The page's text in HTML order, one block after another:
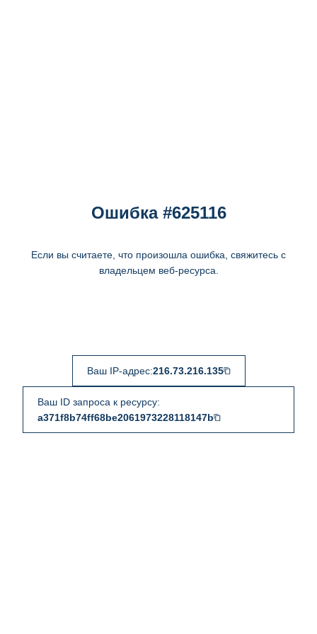
Ошибка #625116
Если вы считаете, что произошла ошибка, свяжитесь с
владельцем веб-ресурса.
Ваш IP-адрес:216.73.216.135
Ваш ID запроса к ресурсу:
a371f8b74ff68be2061973228118147b